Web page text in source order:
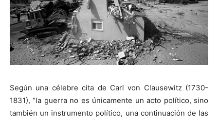
Según una célebre cita de Carl von Clausewitz (1730-
1831), “la guerra no es únicamente un acto político, sino
también un instrumento político, una continuación de las